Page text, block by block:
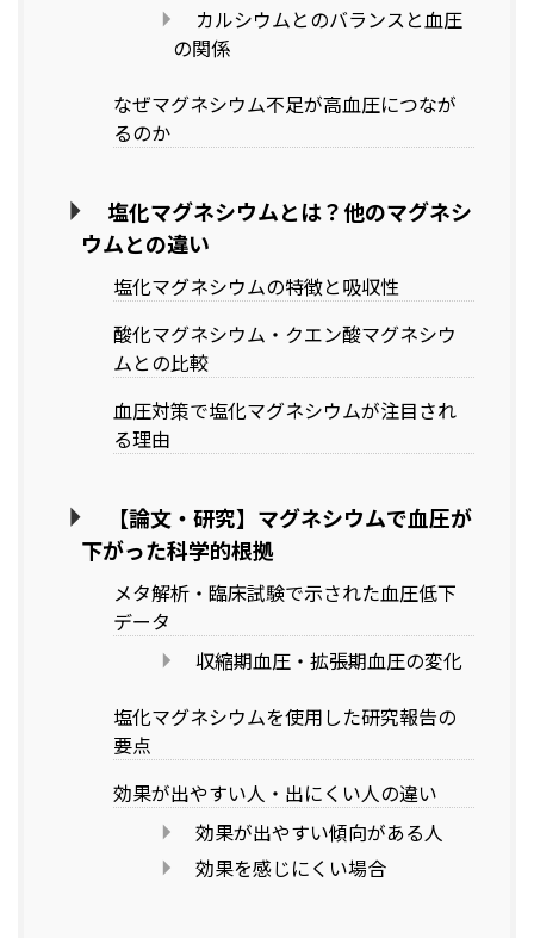
カルシウムとのバランスと血圧
の関係
なぜマグネシウム不足が高血圧につなが
るのか
塩化マグネシウムとは？他のマグネシ
ウムとの違い
塩化マグネシウムの特徴と吸収性
酸化マグネシウム・クエン酸マグネシウ
ムとの比較
血圧対策で塩化マグネシウムが注目され
る理由
【論文・研究】マグネシウムで血圧が
下がった科学的根拠
メタ解析・臨床試験で示された血圧低下
データ
収縮期血圧・拡張期血圧の変化
塩化マグネシウムを使用した研究報告の
要点
効果が出やすい人・出にくい人の違い
効果が出やすい傾向がある人
効果を感じにくい場合